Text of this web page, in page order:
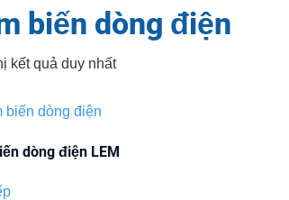
biến dòng điện
kết quả duy nhất
dòng điện LEM